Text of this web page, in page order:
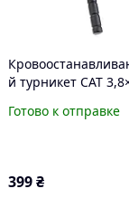
й турникет CAT
палочкой и
экстренной помощи
Готово к отправке
399₴